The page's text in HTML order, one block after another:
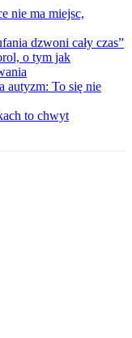
nie ma miejsc,
dzwoni cały czas”
o tym jak
autyzm: To się nie
to chwyt